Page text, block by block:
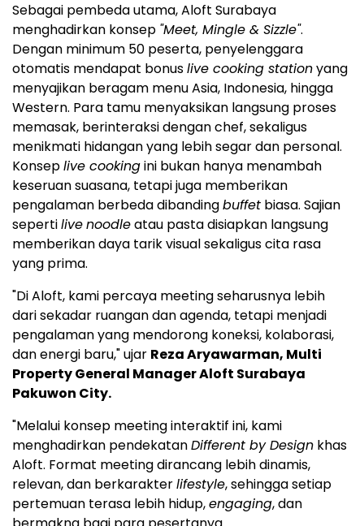
Sebagai pembeda utama, Aloft Surabaya
menghadirkan konsep "Meet, Mingle & Sizzle".
Dengan minimum 50 peserta, penyelenggara
otomatis mendapat bonuslive cooking stationyang
menyajikan beragam menu Asia, Indonesia, hingga
Western. Para tamu menyaksikan langsung proses
memasak, berinteraksi dengan chef, sekaligus
menikmati hidangan yang lebih segar dan personal.
Konseplive cookingini bukan hanya menambah
keseruan suasana, tetapi juga memberikan
pengalaman berbeda dibandingbuffet biasa. Sajian
sepertilivenoodleatau pasta disiapkan langsung
memberikan daya tarik visual sekaligus cita rasa
yang prima.
"Di Aloft, kami percaya meeting seharusnya lebih
dari sekadar ruangan dan agenda, tetapi menjadi
pengalaman yang mendorong koneksi, kolaborasi,
dan energi baru," ujar Reza Aryawarman, Multi
Property General Manager Aloft Surabaya
Pakuwon City.
"Melalui konsep meeting interaktif ini, kami
menghadirkan pendekatanDifferent by Design khas
Aloft. Format meeting dirancang lebih dinamis,
relevan, dan berkarakterlifestyle, sehingga setiap
pertemuan terasa lebih hidup,engaging, dan